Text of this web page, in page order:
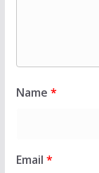
Name *
Email *